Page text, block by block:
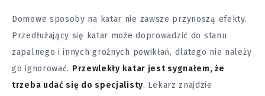
Domowe sposoby na katar nie zawsze przynoszą efekty.
Przedłużający się katar może doprowadzić do stanu
zapalnego i innych groźnych powikłań, dlatego nie należy
go ignorować. Przewlekły katar jest sygnałem, że
trzeba udać się do specjalisty. Lekarz znajdzie